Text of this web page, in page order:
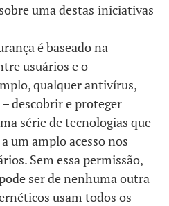
uma destas iniciativas
é baseado na
usuários e o
qualquer antivírus,
descobrir e proteger
série de tecnologias que
um amplo acesso nos
Sem essa permissão,
ser de nenhuma outra
usam todos os